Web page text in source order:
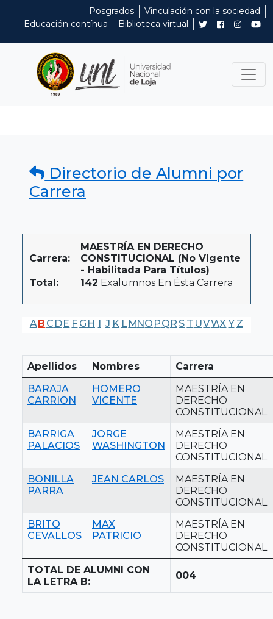
Posgrados
Vinculación con la sociedad
Educación contínua
Biblioteca virtual
Directorio de Alumni por
Carrera
Carrera:
MAESTRÍA EN DERECHO
CONSTITUCIONAL (No Vigente
- Habilitada Para Títulos)
Total:
142 Exalumnos En Ésta Carrera
AB C DE F G H I J K LMNO PQR S T UVWX Y Z
Apellidos Nombres
Carrera
BARAJA
CARRION
HOMERO
VICENTE
MAESTRÍA EN
DERECHO
CONSTITUCIONAL
BARRIGA
PALACIOS
JORGE
WASHINGTON
MAESTRÍA EN
DERECHO
CONSTITUCIONAL
BONILLA
PARRA
JEAN CARLOS
MAESTRÍA EN
DERECHO
CONSTITUCIONAL
BRITO
CEVALLOS
MAX
PATRICIO
MAESTRÍA EN
DERECHO
CONSTITUCIONAL
TOTAL DE ALUMNI CON
LA LETRA B:
004